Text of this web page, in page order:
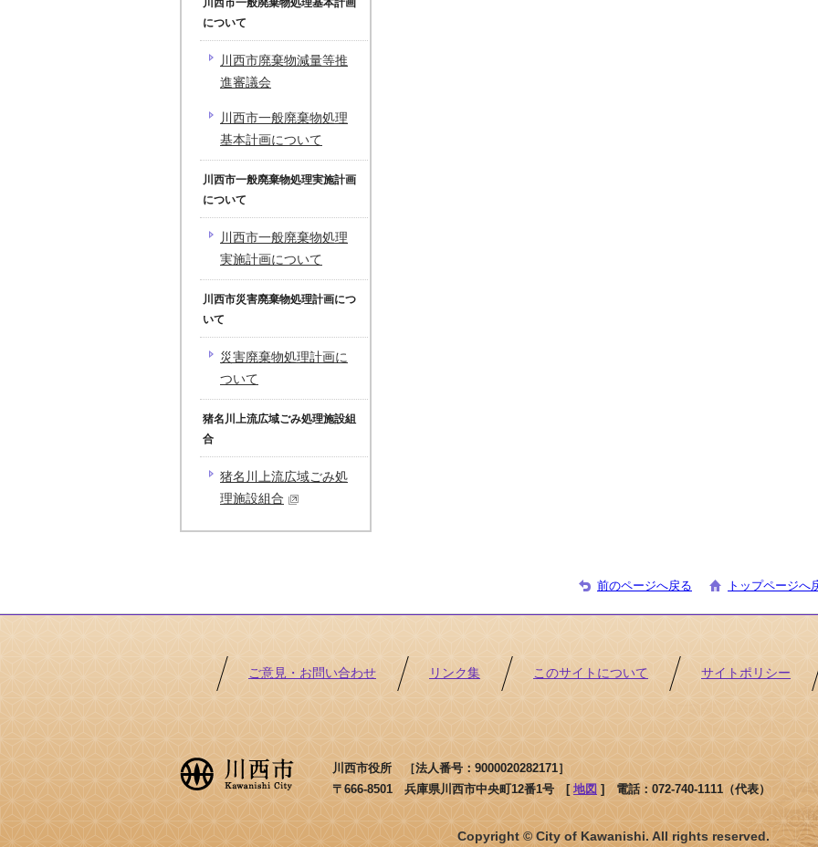
川西市一般廃棄物処理基本計画
について
川西市廃棄物減量等推
進審議会
川西市一般廃棄物処理
基本計画について
川西市一般廃棄物処理実施計画
について
川西市一般廃棄物処理
実施計画について
川西市災害廃棄物処理計画につ
いて
災害廃棄物処理計画に
ついて
猪名川上流広域ごみ処理施設組
合
猪名川上流広域ごみ処
理施設組合
前のページへ戻る トップページへ
ご意見・お問い合わせ リンク集 このサイトについて サイトポリシー
川西市役所 ［法人番号：9000020282171］
〒666-8501 兵庫県川西市中央町12番1号 [地図 ]電話：072-740-1111（代表）
Copyright © City of Kawanishi. All rights reserved.